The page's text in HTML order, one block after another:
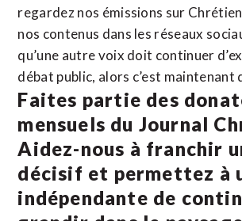
regardez nos émissions sur
nos contenus dans les réseaux
qu’une autre voix doit continuer
débat public, alors c’est maintenant
Faites partie des
mensuels du Journal
Aidez-nous à franchir
décisif et permettez à
indépendante de